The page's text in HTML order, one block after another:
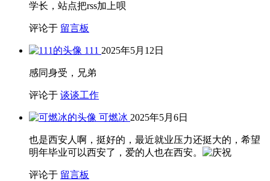
学长，站点把rss加上呗
评论于 留言板
111 2025年5月12日
感同身受，兄弟
评论于 谈谈工作
可燃冰 2025年5月6日
也是西安人啊，挺好的，最近就业压力还挺大的，希望
明年毕业可以西安了，爱的人也在西安。
评论于 留言板